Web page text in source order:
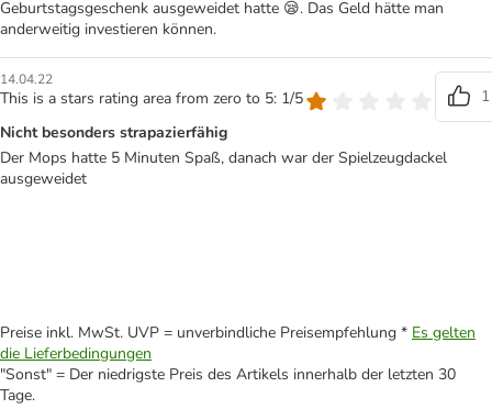
Geburtstagsgeschenk ausgeweidet hatte 😪. Das Geld hätte man
anderweitig investieren können.
14.04.22
This is a stars rating area from zero to 5: 1/5
1
Nicht besonders strapazierfähig
Der Mops hatte 5 Minuten Spaß, danach war der Spielzeugdackel
ausgeweidet
Preise inkl. MwSt. UVP = unverbindliche Preisempfehlung * Es gelten
die Lieferbedingungen
"Sonst" = Der niedrigste Preis des Artikels innerhalb der letzten 30
Tage.